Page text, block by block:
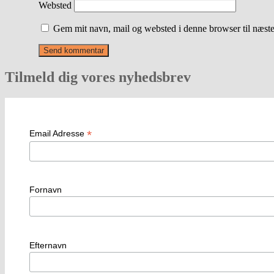
Websted
Gem mit navn, mail og websted i denne browser til
Tilmeld dig vores nyhedsbrev
Email Adresse *
Fornavn
Efternavn